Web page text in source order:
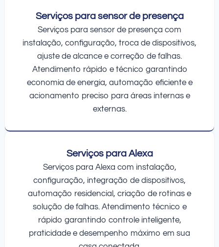
Serviços para sensor de presença
Serviços para sensor de presença com
instalação, configuração, troca de dispositivos,
ajuste de alcance e correção de falhas.
Atendimento rápido e técnico garantindo
economia de energia, automação eficiente e
acionamento preciso para áreas internas e
externas.
Serviços para Alexa
Serviços para Alexa com instalação,
configuração, integração de dispositivos,
automação residencial, criação de rotinas e
solução de falhas. Atendimento técnico e
rápido garantindo controle inteligente,
praticidade e desempenho máximo em sua